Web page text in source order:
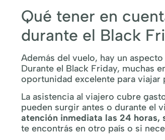
Qué tener en
durante el Black
Además del vuelo, hay un
Durante el Black Friday, muchas
oportunidad excelente para
La asistencia al viajero cubre
pueden surgir antes o durante el
atención inmediata las 24 horas,
te encontrás en otro país o si